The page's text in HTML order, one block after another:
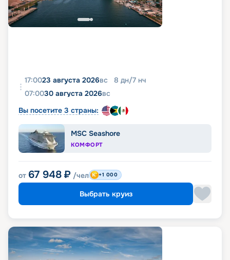
17:0023 августа 2026вс 8 дн/7 нч
07:0030 августа 2026вс
Вы посетите 3 страны:
MSC Seashore
КОМФОРТ
от 67 948 ₽ /чел +1 000
Выбрать круиз